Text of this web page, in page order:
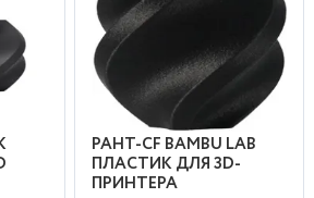
PAHT-CF BAMBU LAB
ПЛАСТИК ДЛЯ 3D-
ПРИНТЕРА